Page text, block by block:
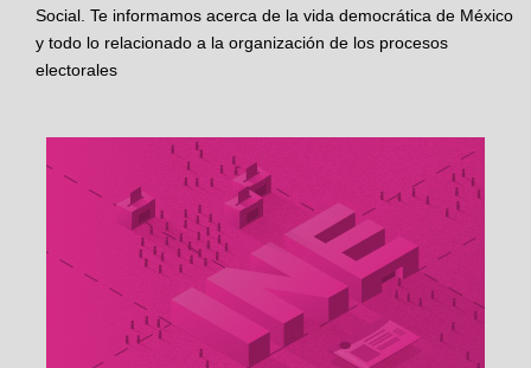
Social. Te informamos acerca de la vida democrática de México
y todo lo relacionado a la organización de los procesos
electorales